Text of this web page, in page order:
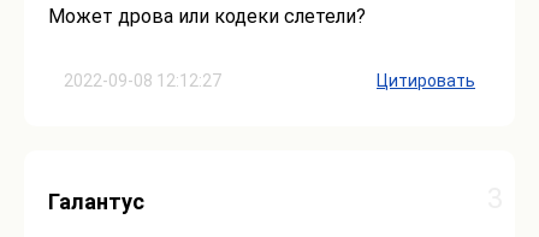
2022-09-08 12:12:27
Может дрова или кодеки слетели?
Цитировать
Галантус